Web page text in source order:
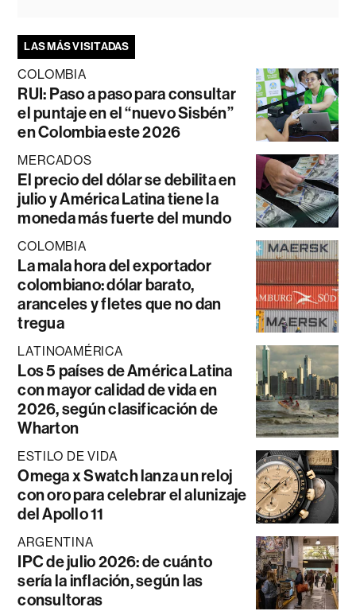
LAS MÁS VISITADAS
COLOMBIA
RUI: Paso a paso para consultar
el puntaje en el “nuevo Sisbén”
en Colombia este 2026
MERCADOS
El precio del dólar se debilita en
julio y América Latina tiene la
moneda más fuerte del mundo
COLOMBIA
La mala hora del exportador
colombiano: dólar barato,
aranceles y fletes que no dan
tregua
LATINOAMÉRICA
Los 5 países de América Latina
con mayor calidad de vida en
2026, según clasificación de
Wharton
ESTILO DE VIDA
Omega x Swatch lanza un reloj
con oro para celebrar el alunizaje
del Apollo 11
ARGENTINA
IPC de julio 2026: de cuánto
sería la inflación, según las
consultoras